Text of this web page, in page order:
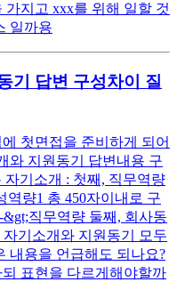
지고 xxx를 위해 일할 것
일까용
기 답변 구성차이 질
첫면접을 준비하게 되어
와 지원동기 답변내용 구
자기소개 : 첫째, 직무역량
역량1 총 450자이내로 구
직무역량 둘째, 회사동
기소개와 지원동기 모두
내용을 언급해도 되나요?
표현을 다르게해야할까